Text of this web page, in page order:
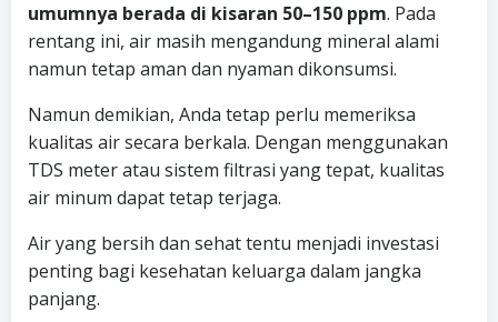
umumnya berada di kisaran 50–150 ppm. Pada
rentang ini, air masih mengandung mineral alami
namun tetap aman dan nyaman dikonsumsi.
Namun demikian, Anda tetap perlu memeriksa
kualitas air secara berkala. Dengan menggunakan
TDS meter atau sistem filtrasi yang tepat, kualitas
air minum dapat tetap terjaga.
Air yang bersih dan sehat tentu menjadi investasi
penting bagi kesehatan keluarga dalam jangka
panjang.